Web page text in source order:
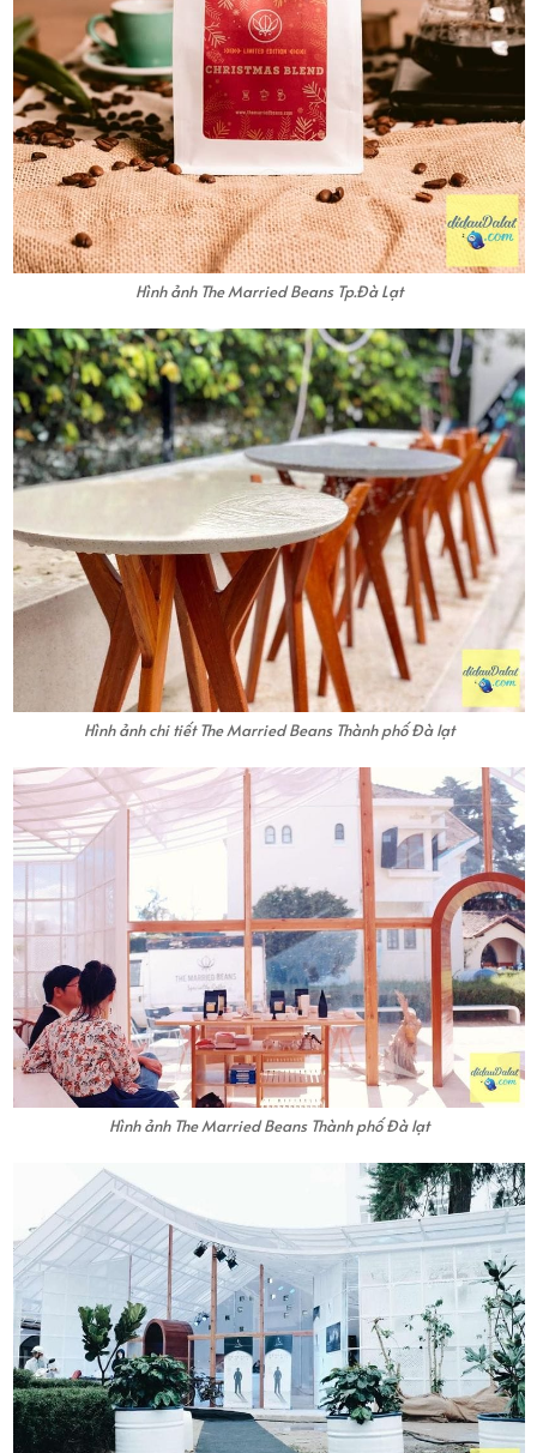
Hình ảnh The Married Beans Tp.Đà Lạt
Hình ảnh chi tiết The Married Beans Thành phố Đà lạt
Hình ảnh The Married Beans Thành phố Đà lạt